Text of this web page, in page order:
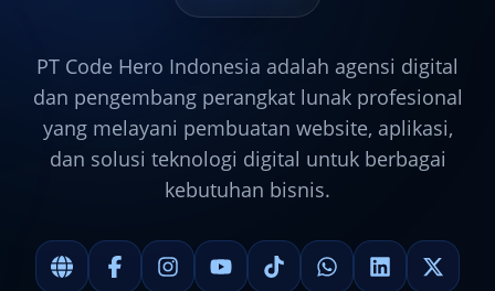
PT Code Hero Indonesia adalah agensi digital
dan pengembang perangkat lunak profesional
yang melayani pembuatan website, aplikasi,
dan solusi teknologi digital untuk berbagai
kebutuhan bisnis.